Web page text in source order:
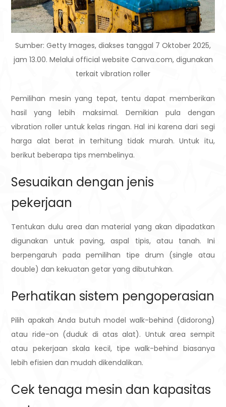
Sumber: Getty Images, diakses tanggal 7 Oktober 2025,
jam 13.00. Melalui official website Canva.com, digunakan
terkait vibration roller
Pemilihan mesin yang tepat, tentu dapat memberikan
hasil yang lebih maksimal. Demikian pula dengan
vibration roller untuk kelas ringan. Hal ini karena dari segi
harga alat berat in terhitung tidak murah. Untuk itu,
berikut beberapa tips membelinya.
Sesuaikan dengan jenis
pekerjaan
Tentukan dulu area dan material yang akan dipadatkan
digunakan untuk paving, aspal tipis, atau tanah. Ini
berpengaruh pada pemilihan tipe drum (single atau
double) dan kekuatan getar yang dibutuhkan.
Perhatikan sistem pengoperasian
Pilih apakah Anda butuh model walk-behind (didorong)
atau ride-on (duduk di atas alat). Untuk area sempit
atau pekerjaan skala kecil, tipe walk-behind biasanya
lebih efisien dan mudah dikendalikan.
Cek tenaga mesin dan kapasitas